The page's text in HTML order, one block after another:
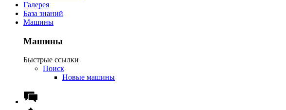
Галерея
База знаний
Машины
Машины
Быстрые ссылки
Поиск
Новые машины